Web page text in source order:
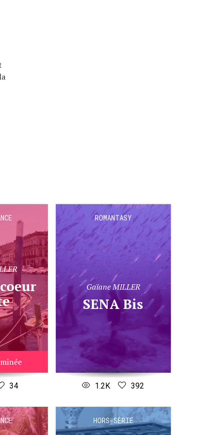
34
ROMANTASY
Gaïane MILLER
SENA Bis
1.2K 392
HORS-SÉRIE